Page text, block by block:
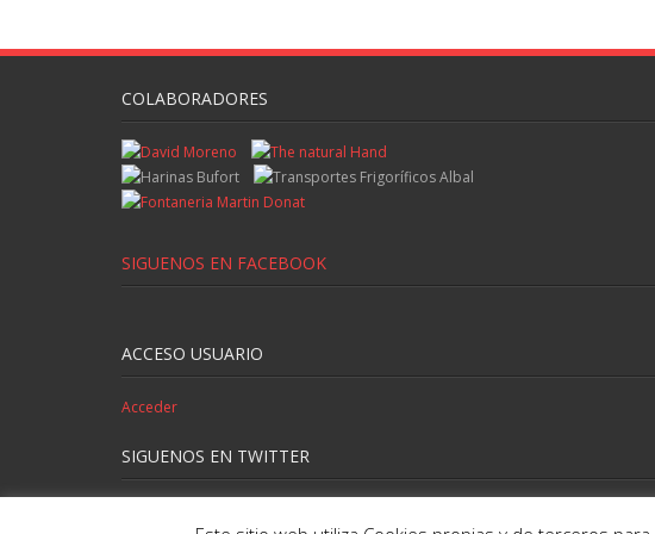
COLABORADORES
SIGUENOS EN FACEBOOK
ACCESO USUARIO
Acceder
SIGUENOS EN TWITTER